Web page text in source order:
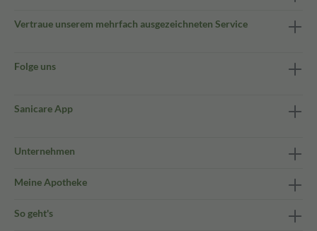
Vertraue unserem mehrfach ausgezeichneten Service
Folge uns
Sanicare App
Unternehmen
Meine Apotheke
So geht's